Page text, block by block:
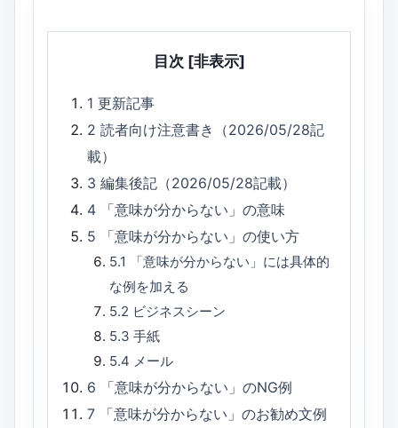
目次 [非表示]
1更新記事
2読者向け注意書き（2026/05/28記
載）
3編集後記（2026/05/28記載）
4
「意味が分からない」の意味
5
「意味が分からない」の使い方
5.1
「意味が分からない」には具体的
な例を加える
5.2 ビジネスシーン
5.3 手紙
5.4 メール
6
「意味が分からない」のNG例
7
「意味が分からない」のお勧め文例